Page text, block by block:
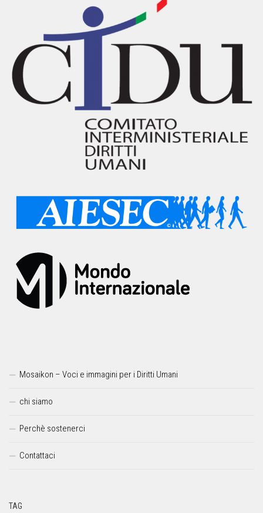
Mosaikon – Voci e immagini per i Diritti Umani
chi siamo
Perchè sostenerci
Contattaci
TAG